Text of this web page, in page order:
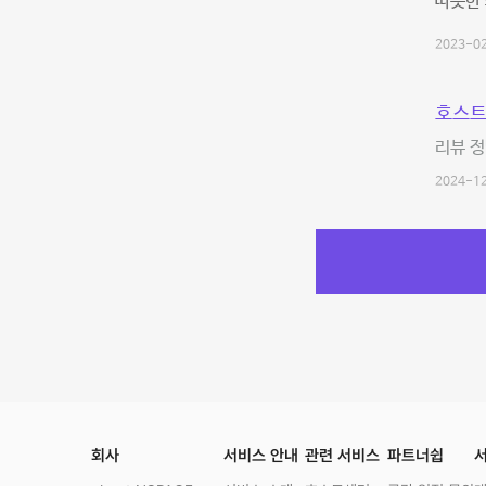
2023-
호스
리뷰
2024-
회사 서비스 안내 관련 서비스 파트너쉽